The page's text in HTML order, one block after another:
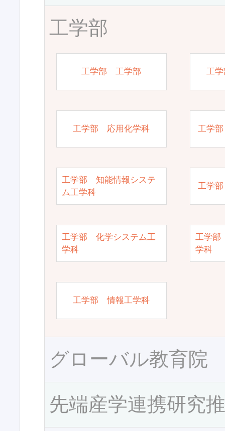
工学部
工学部 工学部 工
工学部 応用化学科 工学
工学部 知能情報システ
ム工学科
工学
工学部 化学システム工
学科
工学部
学科
工学部 情報工学科
グローバル教育院
先端産学連携研究